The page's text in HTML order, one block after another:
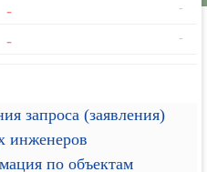
- -
- -
запроса (заявления)
инженеров
по объектам